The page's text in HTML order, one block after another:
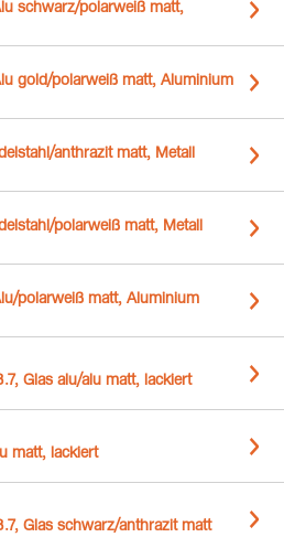
schwarz/polarweiß matt,
gold/polarweiß matt, Aluminium
anthrazit matt, Metall
polarweiß matt, Metall
polarweiß matt, Aluminium
Glas alu/alu matt, lackiert
matt, lackiert
Glas schwarz/anthrazit matt